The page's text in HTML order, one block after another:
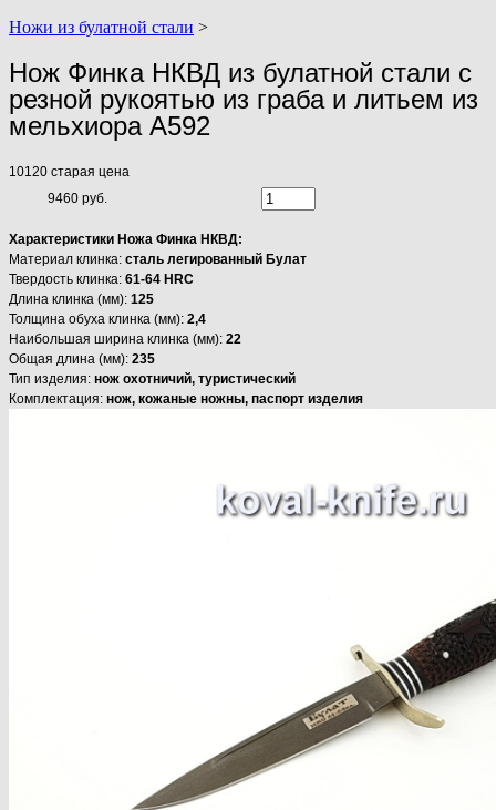
Ножи из булатной стали >
Нож Финка НКВД из булатной стали с
резной рукоятью из граба и литьем из
мельхиора A592
10120 старая цена
9460 руб.
Характеристики Ножа Финка НКВД:
Материал клинка: сталь легированный Булат
Твердость клинка: 61-64 HRC
Длина клинка (мм): 125
Толщина обуха клинка (мм): 2,4
Наибольшая ширина клинка (мм): 22
Общая длина (мм): 235
Тип изделия: нож охотничий, туристический
Комплектация: нож, кожаные ножны, паспорт изделия